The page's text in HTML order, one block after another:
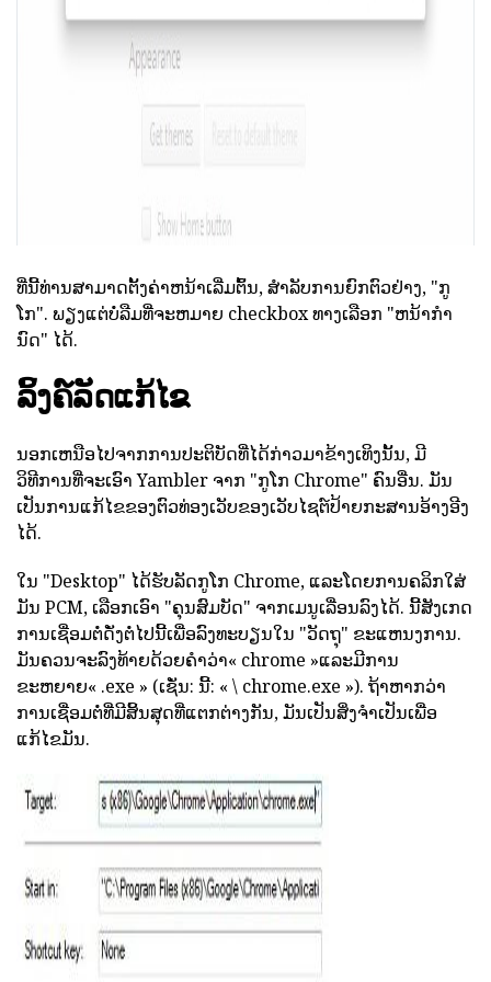
ທີ່ນີ້ທ່ານສາມາດຕັ້ງຄ່າຫນ້າເລີ່ມຕົ້ນ, ສໍາລັບການຍົກຕົວຢ່າງ, "ກູ
ໂກ". ພຽງແຕ່ບໍ່ລືມທີ່ຈະຫມາຍ checkbox ທາງເລືອກ "ຫນ້າກໍາ
ນົດ" ໄດ້.
ລິ້ງຄ໌ລັດແກ້ໄຂ
ນອກເຫນືອໄປຈາກການປະຕິບັດທີ່ໄດ້ກ່າວມາຂ້າງເທິງນັ້ນ, ມີ
ວິທີການທີ່ຈະເອົາ Yambler ຈາກ "ກູໂກ Chrome" ຄົນອື່ນ. ມັນ
ເປັນການແກ້ໄຂຂອງຕົວທ່ອງເວັບຂອງເວັບໄຊຕ໌ປ້າຍກະສານອ້າງອີງ
ໄດ້.
ໃນ "Desktop" ໄດ້ຮັບລັດກູໂກ Chrome, ແລະໂດຍການຄລິກໃສ່
ມັນ PCM, ເລືອກເອົາ "ຄຸນສົມບັດ" ຈາກເມນູເລື່ອນລົງໄດ້. ນີ້ສັງເກດ
ການເຊື່ອມຕໍ່ດັ່ງຕໍ່ໄປນີ້ເພື່ອລົງທະບຽນໃນ "ວັດຖຸ" ຂະແຫນງການ.
ມັນຄວນຈະລົງທ້າຍດ້ວຍຄໍາວ່າ« chrome »ແລະມີການ
ຂະຫຍາຍ« .exe » (ເຊັ່ນ: ນີ້: « \ chrome.exe »). ຖ້າຫາກວ່າ
ການເຊື່ອມຕໍ່ທີ່ມີສິ້ນສຸດທີ່ແຕກຕ່າງກັນ, ມັນເປັນສິ່ງຈໍາເປັນເພື່ອ
ແກ້ໄຂມັນ.